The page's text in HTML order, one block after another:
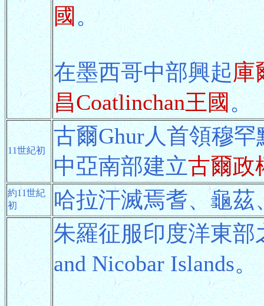
國。
在墨西哥中部興起庫
昌Coatlinchan王國。
11世紀初
古爾Ghur人首領穆罕
中亞南部建立古爾政
約11世紀
初
哈拉汗滅焉耆、龜
朱羅征服印度洋東部
and Nicobar Islands。